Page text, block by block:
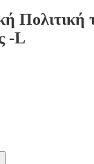
Πολιτική
-L